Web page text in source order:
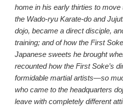
home in his early thirties to
the Wado-ryu Karate-do and
dojo, became a direct disciple,
training; and of how the First
Japanese sweets he brought
recounted how the First Soke’s
formidable martial artists—so
who came to the headquarters
leave with completely different